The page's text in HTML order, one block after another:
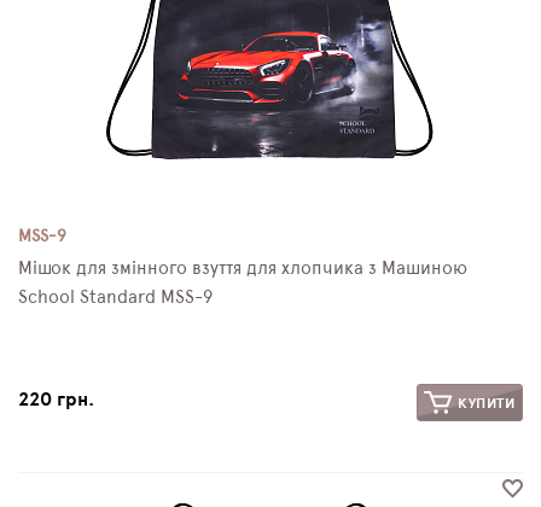
MSS-9
Мішок для змінного взуття для хлопчика з Машиною
School Standard MSS-9
220 грн. КУПИТИ